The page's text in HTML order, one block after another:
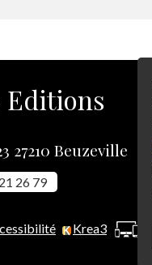
Editions
27210 Beuzeville
26 79
Krea3